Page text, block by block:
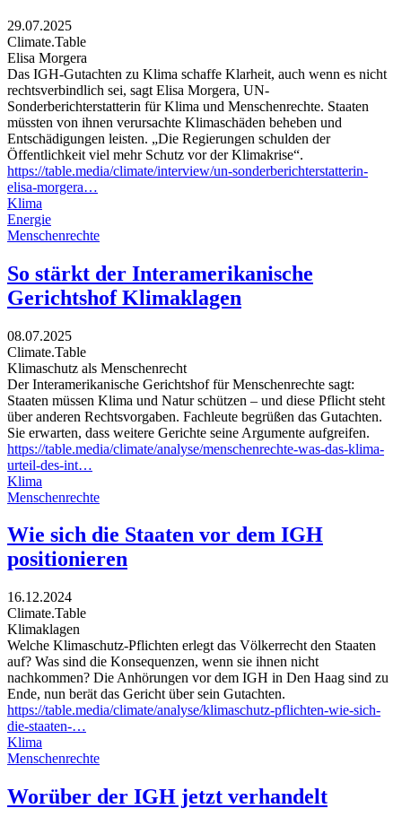
29.07.2025
Climate.Table
Elisa Morgera
Das IGH-Gutachten zu Klima schaffe Klarheit, auch wenn es nicht
rechtsverbindlich sei, sagt Elisa Morgera, UN-
Sonderberichterstatterin für Klima und Menschenrechte. Staaten
müssten von ihnen verursachte Klimaschäden beheben und
Entschädigungen leisten. „Die Regierungen schulden der
Öffentlichkeit viel mehr Schutz vor der Klimakrise“.
https://table.media/climate/interview/un-sonderberichterstatterin-
elisa-morgera…
Klima
Energie
Menschenrechte
So stärkt der Interamerikanische
Gerichtshof Klimaklagen
08.07.2025
Climate.Table
Klimaschutz als Menschenrecht
Der Interamerikanische Gerichtshof für Menschenrechte sagt:
Staaten müssen Klima und Natur schützen – und diese Pflicht steht
über anderen Rechtsvorgaben. Fachleute begrüßen das Gutachten.
Sie erwarten, dass weitere Gerichte seine Argumente aufgreifen.
https://table.media/climate/analyse/menschenrechte-was-das-klima-
urteil-des-int…
Klima
Menschenrechte
Wie sich die Staaten vor dem IGH
positionieren
16.12.2024
Climate.Table
Klimaklagen
Welche Klimaschutz-Pflichten erlegt das Völkerrecht den Staaten
auf? Was sind die Konsequenzen, wenn sie ihnen nicht
nachkommen? Die Anhörungen vor dem IGH in Den Haag sind zu
Ende, nun berät das Gericht über sein Gutachten.
https://table.media/climate/analyse/klimaschutz-pflichten-wie-sich-
die-staaten-…
Klima
Menschenrechte
Worüber der IGH jetzt verhandelt